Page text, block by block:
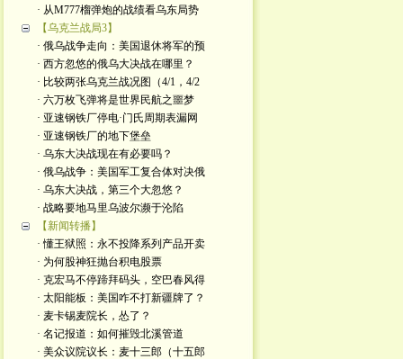
· 从M777榴弹炮的战绩看乌东局势
【乌克兰战局3】
· 俄乌战争走向：美国退休将军的预
· 西方忽悠的俄乌大决战在哪里？
· 比较两张乌克兰战况图（4/1，4/2
· 六万枚飞弹将是世界民航之噩梦
· 亚速钢铁厂停电·门氏周期表漏网
· 亚速钢铁厂的地下堡垒
· 乌东大决战现在有必要吗？
· 俄乌战争：美国军工复合体对决俄
· 乌东大决战，第三个大忽悠？
· 战略要地马里乌波尔濒于沦陷
【新闻转播】
· 懂王狱照：永不投降系列产品开卖
· 为何股神狂抛台积电股票
· 克宏马不停蹄拜码头，空巴春风得
· 太阳能板：美国咋不打新疆牌了？
· 麦卡锡麦院长，怂了？
· 名记报道：如何摧毁北溪管道
· 美众议院议长：麦十三郎（十五郎